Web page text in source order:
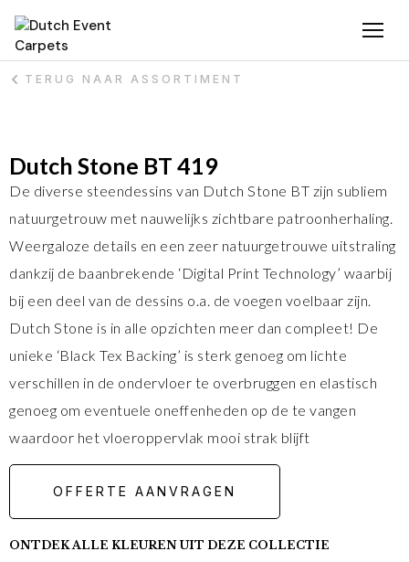
TERUG NAAR ASSORTIMENT
Dutch Stone BT 419
De diverse steendessins van Dutch Stone BT zijn subliem
natuurgetrouw met nauwelijks zichtbare patroonherhaling.
Weergaloze details en een zeer natuurgetrouwe uitstraling
dankzij de baanbrekende ‘Digital Print Technology’ waarbij
bij een deel van de dessins o.a. de voegen voelbaar zijn.
Dutch Stone is in alle opzichten meer dan compleet! De
unieke ‘Black Tex Backing’ is sterk genoeg om lichte
verschillen in de ondervloer te overbruggen en elastisch
genoeg om eventuele oneffenheden op de te vangen
waardoor het vloeroppervlak mooi strak blijft
OFFERTE AANVRAGEN
ONTDEK ALLE KLEUREN UIT DEZE COLLECTIE